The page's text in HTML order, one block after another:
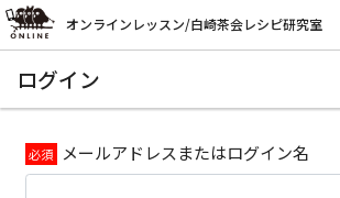
オンラインレッスン/白崎茶会レシピ研究室
ログイン
メールアドレスまたはログイン名